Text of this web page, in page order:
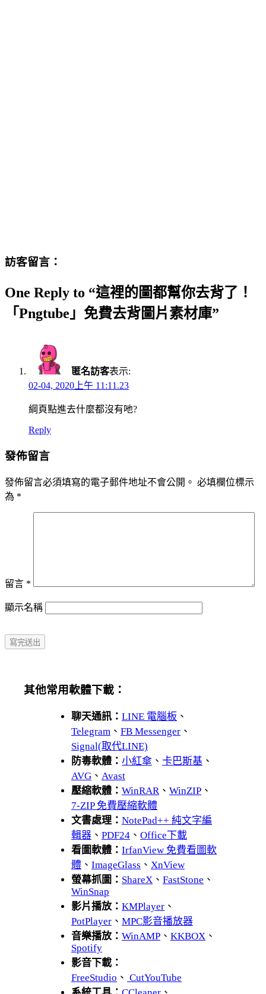
訪客留言：
One Reply to “這裡的圖都幫你去背了！
「Pngtube」免費去背圖片素材庫”
匿名訪客表示:
02-04, 2020上午 11:11.23
綱頁點進去什麼都沒有吔?
Reply
發佈留言
發佈留言必須填寫的電子郵件地址不會公開。 必填欄位標示
為 *
留言 *
顯示名稱
其他常用軟體下載：
聊天通訊： LINE 電腦板 、
Telegram 、 FB Messenger 、
Signal(取代LINE)
防毒軟體： 小紅傘 、 卡巴斯基 、
AVG 、 Avast
壓縮軟體： WinRAR、 WinZIP 、
7-ZIP 免費壓縮軟體
文書處理： NotePad++ 純文字編
輯器 、 PDF24 、 Office下載
看圖軟體： IrfanView 免費看圖軟
體 、 ImageGlass 、 XnView
螢幕抓圖： ShareX 、 FastStone 、
WinSnap
影片播放： KMPlayer 、
PotPlayer 、 MPC影音播放器
音樂播放： WinAMP 、 KKBOX 、
Spotify
影音下載：
FreeStudio 、 CutYouTube